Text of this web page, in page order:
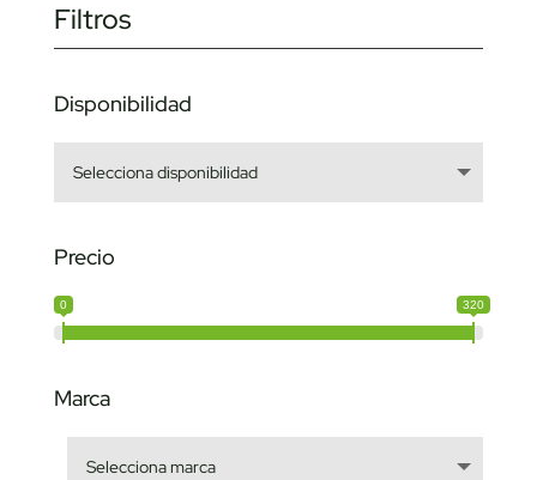
Filtros
Disponibilidad
Precio
0 320
Marca